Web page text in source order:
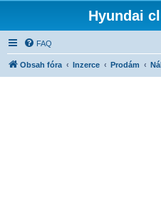
Hyundai
FAQ
Obsah fóra Inzerce Prodám